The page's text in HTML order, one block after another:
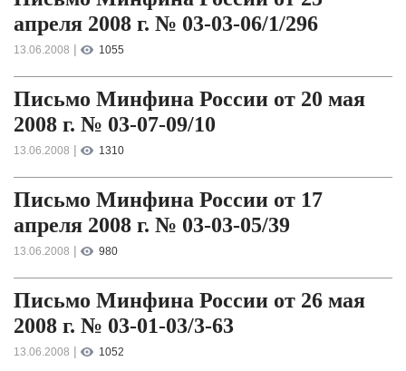
апреля 2008 г. № 03-03-06/1/296
13.06.2008 | 1055
Письмо Минфина России от 20 мая
2008 г. № 03-07-09/10
13.06.2008 | 1310
Письмо Минфина России от 17
апреля 2008 г. № 03-03-05/39
13.06.2008 | 980
Письмо Минфина России от 26 мая
2008 г. № 03-01-03/3-63
13.06.2008 | 1052